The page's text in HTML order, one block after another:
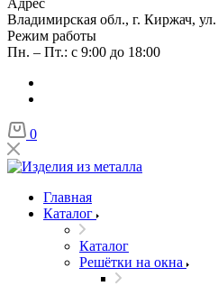
Адрес
Владимирская обл., г. Киржач, ул.
Режим работы
Пн. – Пт.: с 9:00 до 18:00
0
Главная
Каталог
Каталог
Решётки на окна